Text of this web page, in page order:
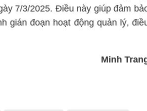
7/3/2025. Điều này giúp đảm
gián đoạn hoạt động quản lý,
Minh